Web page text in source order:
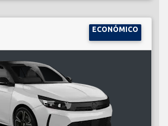
ECONÓMICO